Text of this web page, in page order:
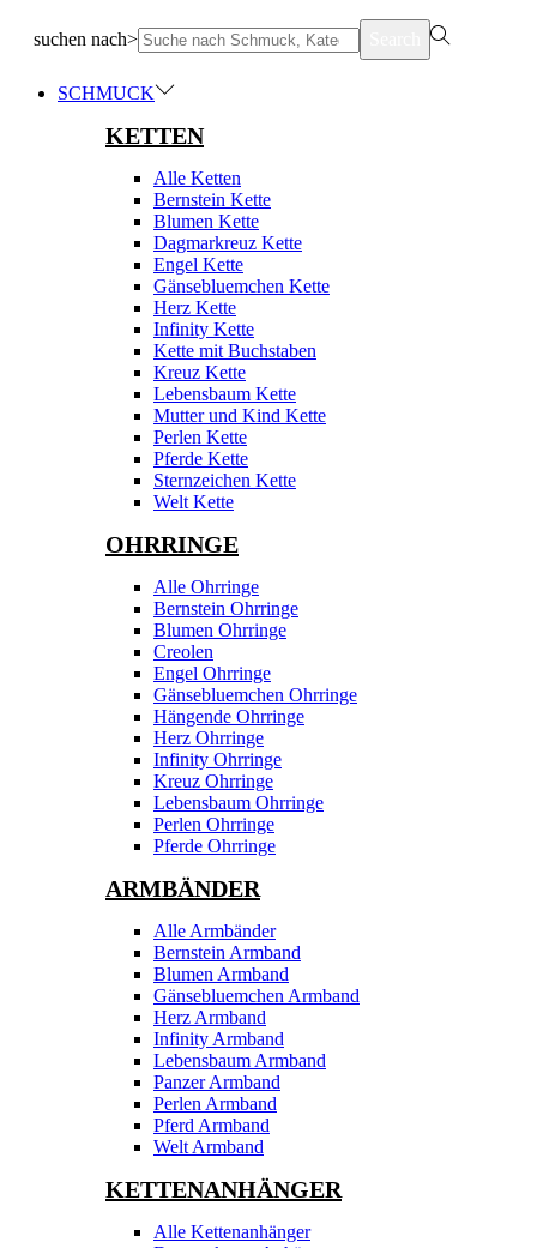
suchen nach>
SCHMUCK
KETTEN
Alle Ketten
Bernstein Kette
Blumen Kette
Dagmarkreuz Kette
Engel Kette
Gänsebluemchen Kette
Herz Kette
Infinity Kette
Kette mit Buchstaben
Kreuz Kette
Lebensbaum Kette
Mutter und Kind Kette
Perlen Kette
Pferde Kette
Sternzeichen Kette
Welt Kette
OHRRINGE
Alle Ohrringe
Bernstein Ohrringe
Blumen Ohrringe
Creolen
Engel Ohrringe
Gänsebluemchen Ohrringe
Hängende Ohrringe
Herz Ohrringe
Infinity Ohrringe
Kreuz Ohrringe
Lebensbaum Ohrringe
Perlen Ohrringe
Pferde Ohrringe
ARMBÄNDER
Alle Armbänder
Bernstein Armband
Blumen Armband
Gänsebluemchen Armband
Herz Armband
Infinity Armband
Lebensbaum Armband
Panzer Armband
Perlen Armband
Pferd Armband
Welt Armband
KETTENANHÄNGER
Alle Kettenanhänger